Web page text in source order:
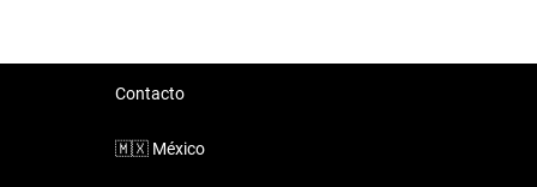
Contacto
🇲🇽 México